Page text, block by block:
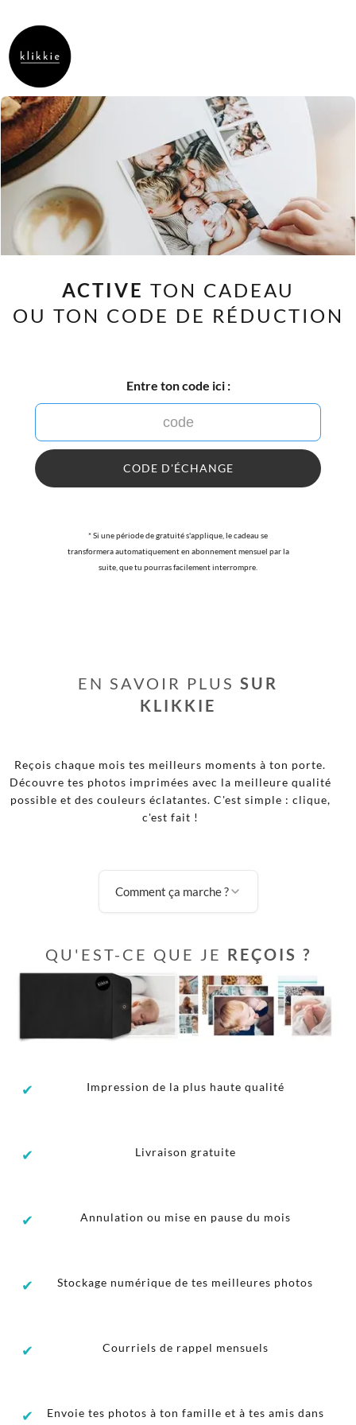
ACTIVE TON CADEAU
OU TON CODE DE RÉDUCTION
Entre ton code ici :
CODE D'ÉCHANGE
* Si une période de gratuité s'applique, le cadeau se
transformera automatiquement en abonnement mensuel par la
suite, que tu pourras facilement interrompre.
EN SAVOIR PLUS SUR
KLIKKIE
Reçois chaque mois tes meilleurs moments à ton porte.
Découvre tes photos imprimées avec la meilleure qualité
possible et des couleurs éclatantes. C'est simple : clique,
c'est fait !
Comment ça marche ?
QU'EST-CE QUE JE REÇOIS ?
✔ Impression de la plus haute qualité
✔ Livraison gratuite
✔ Annulation ou mise en pause du mois
✔ Stockage numérique de tes meilleures photos
✔ Courriels de rappel mensuels
✔
Envoie tes photos à ton famille et à tes amis dans